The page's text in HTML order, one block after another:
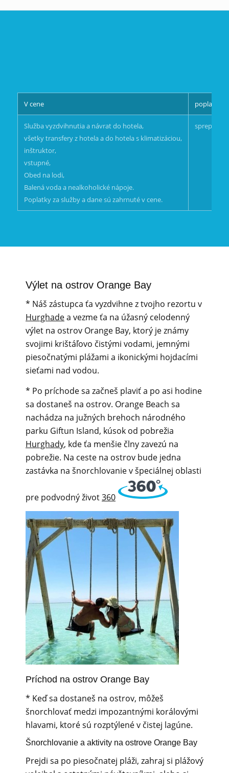
V cene poplatok
Služba vyzdvihnutia a návrat do hotela,
všetky transfery z hotela a do hotela s klimatizáciou,
inštruktor,
vstupné,
Obed na lodi,
Balená voda a nealkoholické nápoje.
Poplatky za služby a dane sú zahrnuté v cene.
sprepitne
Výlet na ostrov Orange Bay
* Náš zástupca ťa vyzdvihne z tvojho rezortu v
Hurghadea vezme ťa na úžasný celodenný
výlet na ostrov Orange Bay, ktorý je známy
svojimi krištáľovo čistými vodami, jemnými
piesočnatými plážami a ikonickými hojdacími
sieťami nad vodou.
* Po príchode sa začneš plaviť a po asi hodine
sa dostaneš na ostrov. Orange Beach sa
nachádza na južných brehoch národného
parku Giftun Island, kúsok od pobrežia
Hurghady, kde ťa menšie člny zavezú na
pobrežie. Na ceste na ostrov bude jedna
zastávka na šnorchlovanie v špeciálnej oblasti
pre podvodný život360
Príchod na ostrov Orange Bay
* Keď sa dostaneš na ostrov, môžeš
šnorchlovať medzi impozantnými korálovými
hlavami, ktoré sú rozptýlené v čistej lagúne.
Šnorchlovanie a aktivity na ostrove Orange Bay
Prejdi sa po piesočnatej pláži, zahraj si plážový